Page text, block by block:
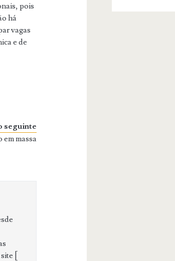
pois
há
vagas
e de
seguinte
massa
[